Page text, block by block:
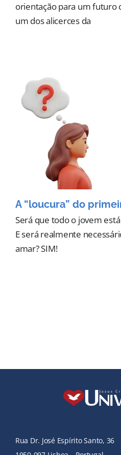
orientação para um futuro
um dos alicerces da
A “loucura” do
Será que todo o jovem
E será realmente
amar? SIM!
Rua Dr. José Espírito Santo, 36